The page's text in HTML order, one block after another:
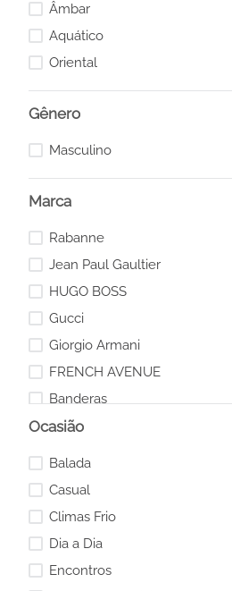
Âmbar
Aquático
Oriental
Gênero
Masculino
Marca
Rabanne
Jean Paul Gaultier
HUGO BOSS
Gucci
Giorgio Armani
FRENCH AVENUE
Banderas
Afnan
Ocasião
Balada
Casual
Climas Frio
Dia a Dia
Encontros